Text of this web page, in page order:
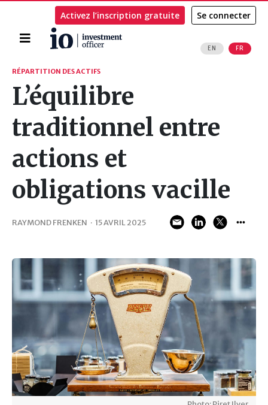
Accueil
EN FR
Activez l’inscription gratuite Se connecter
Rechercher
RÉPARTITION DES ACTIFS
L’équilibre
traditionnel entre
actions et
obligations vacille
RAYMOND FRENKEN · 15 AVRIL 2025